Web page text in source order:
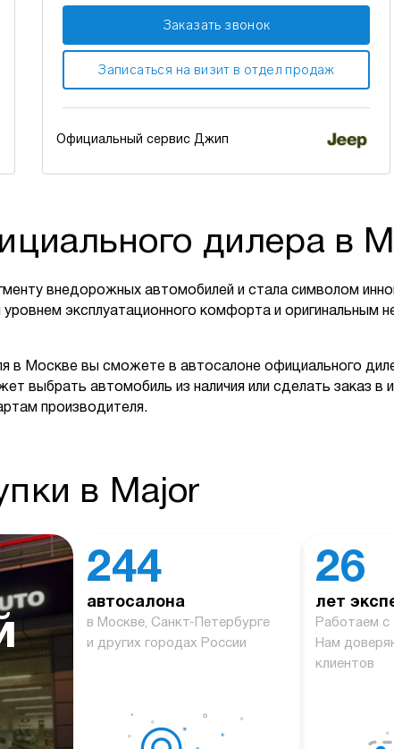
Заказать звонок
Записаться на визит в отдел продаж
Официальный сервис Джип
дилера в
внедорожных автомобилей и стала символом
эксплуатационного комфорта и
в Москве вы сможете в автосалоне официального
выбрать автомобиль из наличия или сделать заказ
производителя.
в Major
244
автосалона
в Москве, Санкт-Петербурге
и других городах России
26
лет
Работаем с
Нам
клиентов